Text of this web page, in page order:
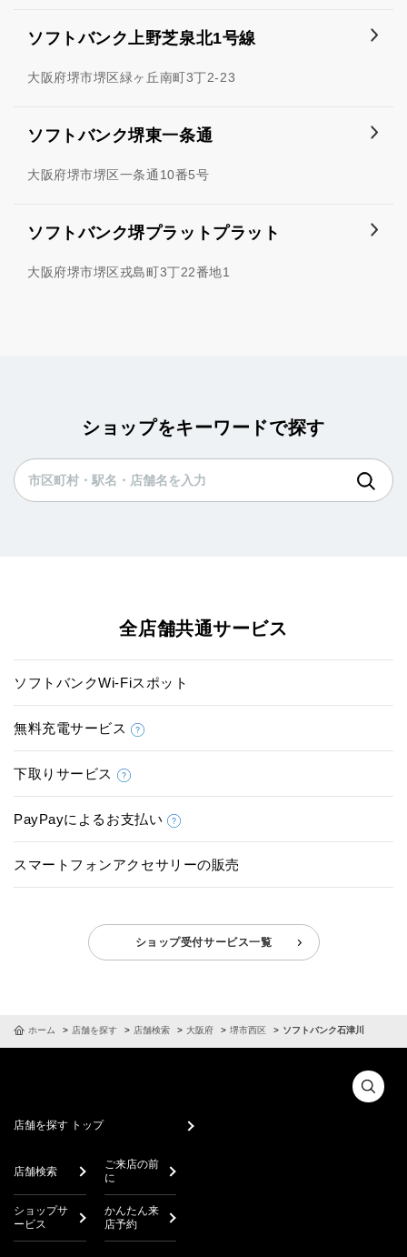
ソフトバンク上野芝泉北1号線
大阪府堺市堺区緑ヶ丘南町3丁2-23
ソフトバンク堺東一条通
大阪府堺市堺区一条通10番5号
ソフトバンク堺プラットプラット
大阪府堺市堺区戎島町3丁22番地1
ショップをキーワードで探す
全店舗共通サービス
ソフトバンクWi-Fiスポット
無料充電サービス
下取りサービス
PayPayによるお支払い
スマートフォンアクセサリーの販売
ショップ受付サービス一覧
ホーム 店舗を探す 店舗検索 大阪府 堺市西区 ソフトバンク石津川
店舗を探す トップ
店舗検索
ご来店の前
に
ショップサ
ービス
かんたん来
店予約